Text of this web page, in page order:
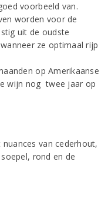
voorbeeld van.
worden voor de
uit de oudste
ze optimaal rijp
op Amerikaanse
wijn nog twee jaar op
van cederhout,
rond en de